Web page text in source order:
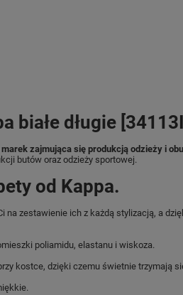
białe długie
zajmująca się produkcją odzieży i
butów oraz odzieży sportowej.
od Kappa.
na zestawienie ich z każdą stylizacją, a
poliamidu, elastanu i wiskoza.
kostce, dzięki czemu świetnie trzymają